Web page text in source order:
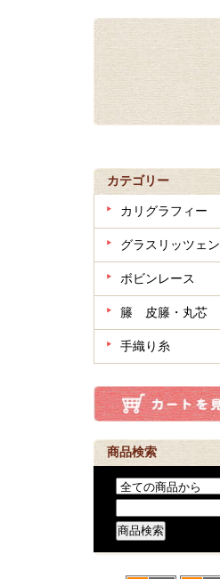
カテゴリー
カリグラフィー
グラスリッツェン
ボビンレース
籐 皮籐・丸芯
手織り糸
商品検索